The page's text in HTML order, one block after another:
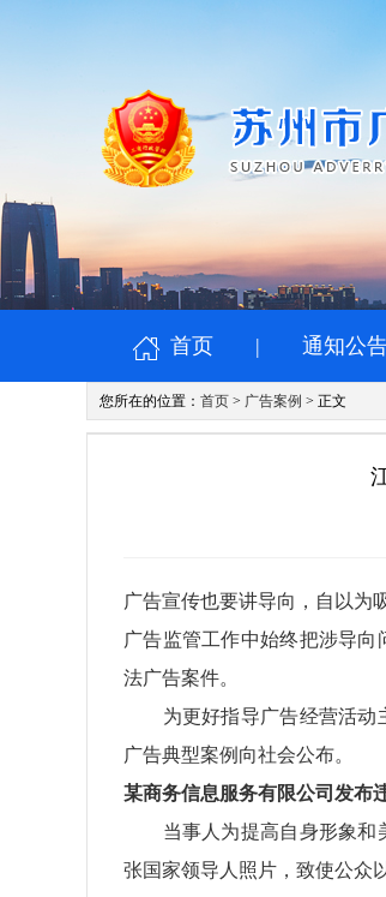
首页 | 通知公
您所在的位置： 首页 > 广告案例 > 正文
广告宣传也要讲导向，自以为
广告监管工作中始终把涉导
法广告案件。
为更好指导广告经营活动主
广告典型案例向社会公布。
某商务信息服务有限公司发布
当事人为提高自身形象和美
张国家领导人照片，致使公众